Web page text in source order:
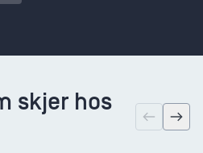
skjer hos